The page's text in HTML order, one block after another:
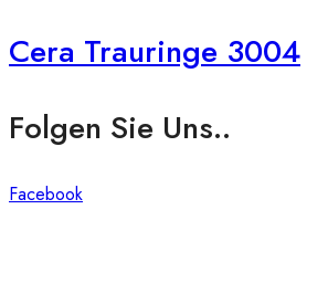
Cera Trauringe 3004
Folgen Sie Uns..
Facebook